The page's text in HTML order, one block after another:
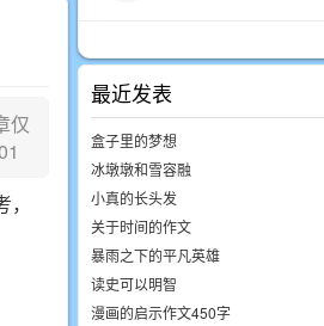
仅
最近发表
盒子里的梦想
冰墩墩和雪容融
小真的长头发
关于时间的作文
暴雨之下的平凡英雄
读史可以明智
漫画的启示作文450字